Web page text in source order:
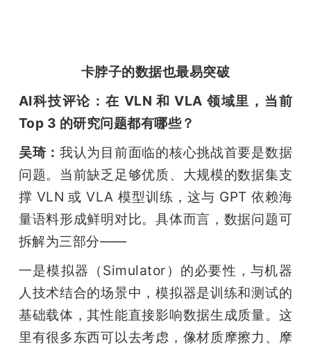
卡脖子的数据也最易突破
AI科技评论：在 VLN 和 VLA 领域里，当前
Top 3 的研究问题都有哪些？
吴琦：我认为目前面临的核心挑战首要是数据
问题。当前缺乏足够优质、大规模的数据集支
撑 VLN 或 VLA 模型训练，这与 GPT 依赖海
量语料形成鲜明对比。具体而言，数据问题可
拆解为三部分——
一是模拟器（Simulator）的必要性，与机器
人技术结合的场景中，模拟器是训练和测试的
基础载体，其性能直接影响数据生成质量。这
里有很多东西可以去考虑，像材质摩擦力、摩